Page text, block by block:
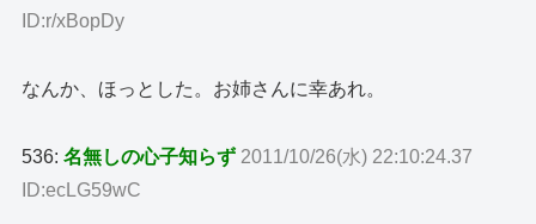
ID:r/xBopDy
なんか、ほっとした。お姉さんに幸あれ。
536:名無しの心子知らず 2011/10/26(水) 22:10:24.37
ID:ecLG59wC